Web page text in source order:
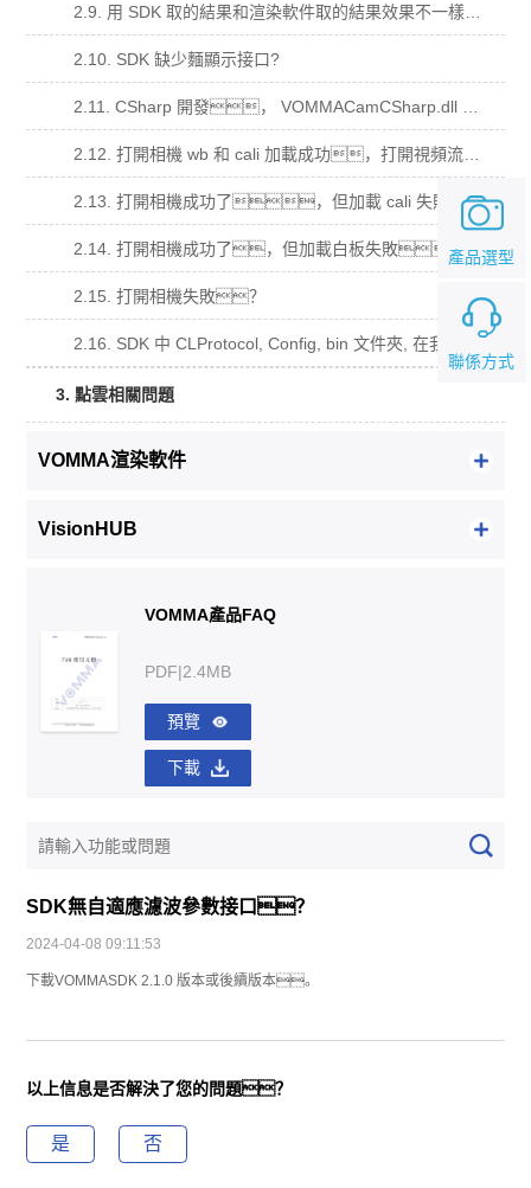
2.10. SDK 缺少麵顯示接口?
2.13. 打開相機成功了，但加載 cali 失敗
2.14. 打開相機成功了，但加載白板失敗。
2.15. 打開相機失敗？
2.16. SDK 中 CLProtocol, Config, bin 文件夾, 在我的工程中的用法？
3. 點雲相關問題
VOMMA渲染軟件
VisionHUB
VOMMA產品FAQ
PDF|2.4MB
預覽
下載
SDK無自適應濾波參數接口？
2024-04-08 09:11:53
下載VOMMASDK 2.1.0 版本或後續版本。
以上信息是否解決了您的問題？
是 否
聯係方式
產品選型